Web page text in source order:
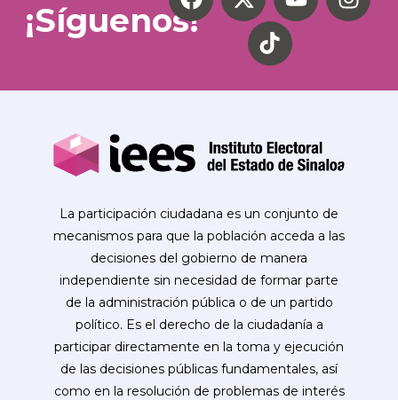
¡Síguenos!
La participación ciudadana es un conjunto de
mecanismos para que la población acceda a las
decisiones del gobierno de manera
independiente sin necesidad de formar parte
de la administración pública o de un partido
político. Es el derecho de la ciudadanía a
participar directamente en la toma y ejecución
de las decisiones públicas fundamentales, así
como en la resolución de problemas de interés